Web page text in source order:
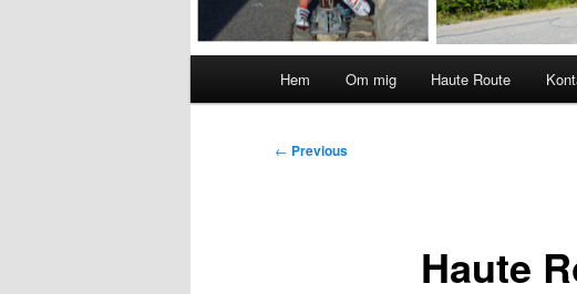
Hem Om mig Haute Route
Post
← Previous
Haute